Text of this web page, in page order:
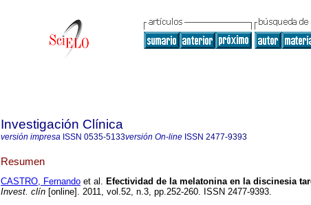
Investigación Clínica
versión impresa ISSN 0535-5133versión On-line ISSN 2477-9393
Resumen
CASTRO, Fernando et al. Efectividad de la melatonina en la discinesia
Invest. clín [online]. 2011, vol.52, n.3, pp.252-260. ISSN 2477-9393.